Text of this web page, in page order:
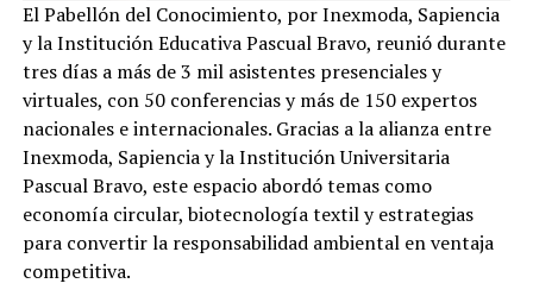
El Pabellón del Conocimiento, por Inexmoda, Sapiencia
y la Institución Educativa Pascual Bravo, reunió durante
tres días a más de 3 mil asistentes presenciales y
virtuales, con 50 conferencias y más de 150 expertos
nacionales e internacionales. Gracias a la alianza entre
Inexmoda, Sapiencia y la Institución Universitaria
Pascual Bravo, este espacio abordó temas como
economía circular, biotecnología textil y estrategias
para convertir la responsabilidad ambiental en ventaja
competitiva.